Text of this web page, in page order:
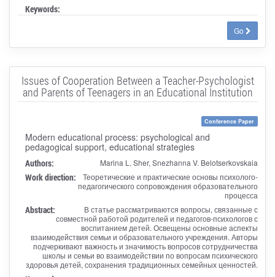
Keywords:
Go
Issues of Cooperation Between a Teacher-Psychologist
and Parents of Teenagers in an Educational Institution
Conference Paper
Modern educational process: psychological and
pedagogical support, educational strategies
Authors: Marina L. Sher, Snezhanna V. Belotserkovskaia
Work direction:
Теоретические и практические основы психолого-
педагогического сопровождения образовательного
процесса
Abstract:
В статье рассматриваются вопросы, связанные с
совместной работой родителей и педагогов-психологов с
воспитанием детей. Освещены основные аспекты
взаимодействия семьи и образовательного учреждения. Авторы
подчеркивают важность и значимость вопросов сотрудничества
школы и семьи во взаимодействии по вопросам психического
здоровья детей, сохранения традиционных семейных ценностей.